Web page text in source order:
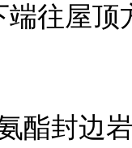
端往屋
酯封边